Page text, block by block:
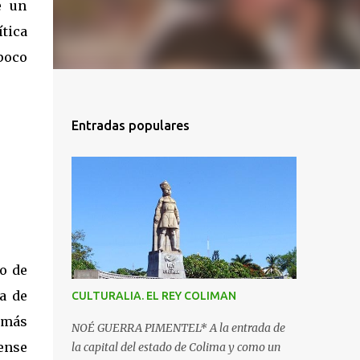
un
de
de
Entradas populares
CULTURALIA. EL REY COLIMAN
NOÉ GUERRA PIMENTEL* A la entrada de
la capital del estado de Colima y como un